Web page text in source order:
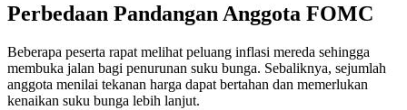
Perbedaan Pandangan Anggota FOMC
Beberapa peserta rapat melihat peluang inflasi mereda sehingga
membuka jalan bagi penurunan suku bunga. Sebaliknya, sejumlah
anggota menilai tekanan harga dapat bertahan dan memerlukan
kenaikan suku bunga lebih lanjut.